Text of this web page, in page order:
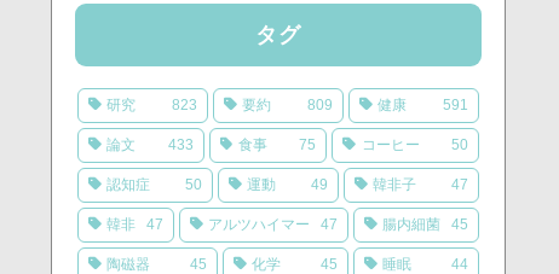
タグ
研究 823 要約 809 健康 591
論文 433 食事 75 コーヒー 50
認知症 50 運動 49 韓非子 47
韓非 47 アルツハイマー 47 腸内細菌 45
陶磁器 45 化学 45 睡眠 44